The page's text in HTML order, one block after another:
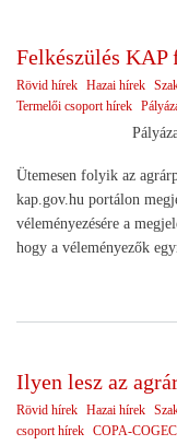
Felkészülés KAP
Rövid hírek Hazai hírek
Termelői csoport hírek
Ütemesen folyik az
kap.gov.hu portálon
véleményezésére a
hogy a véleményezők
Ilyen lesz az
Rövid hírek Hazai hírek
csoport hírek COPA-